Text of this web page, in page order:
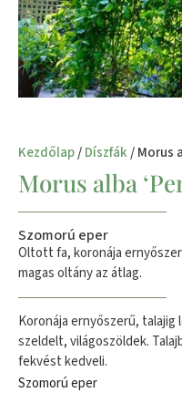
Kezdőlap/Díszfák/ Morus
Morus alba
Szomorú eper
Oltott fa, koronája
magas oltány az átlag.
Koronája ernyőszerű, talajig
szeldelt, világoszöldek.
fekvést kedveli.
Szomorú eper